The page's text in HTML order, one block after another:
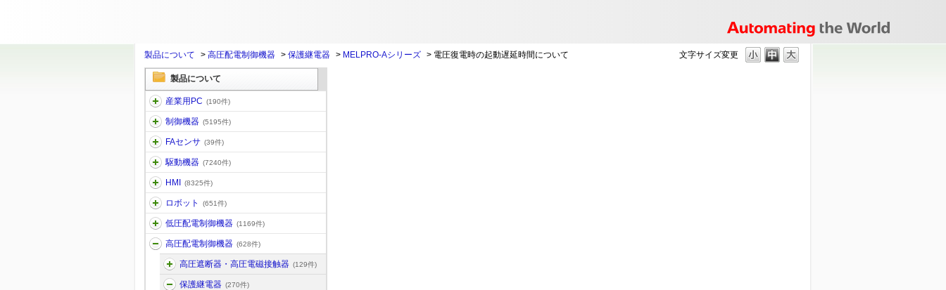
文字サイズ変更
製品について > 高圧配電制御機器 > 保護継電器 > MELPRO-Aシリーズ > 電圧復電時の起動遅延時間について
製品について
産業用PC (190件)
制御機器 (5195件)
FAセンサ (39件)
駆動機器 (7240件)
HMI (8325件)
ロボット (651件)
低圧配電制御機器 (1169件)
高圧配電制御機器 (628件)
高圧遮断器・高圧電磁接触器 (129件)
保護継電器 (270件)